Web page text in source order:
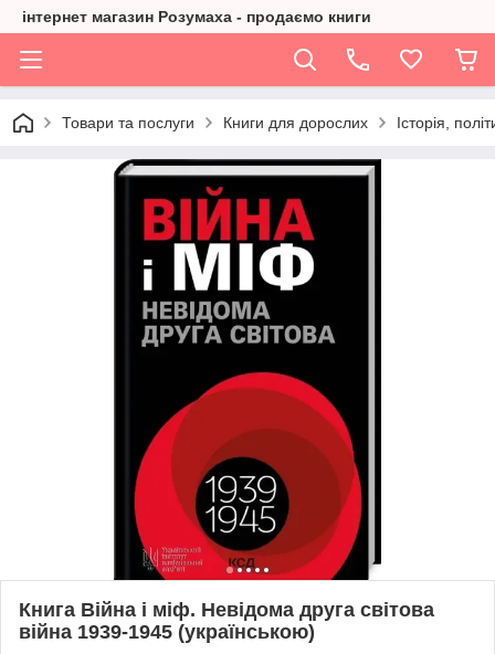
інтернет магазин Розумаха - продаємо книги
Товари та послуги Книги для дорослих Історія,
Книга Війна і міф. Невідома друга світова
війна 1939-1945 (українською)